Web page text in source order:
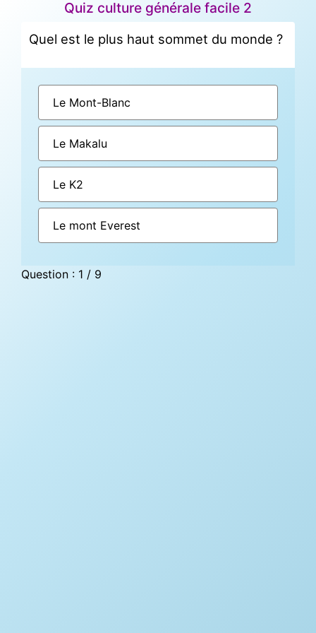
Quiz culture générale facile 2
Quel est le plus haut sommet du monde ?
Le Mont-Blanc
Le Makalu
Le K2
Le mont Everest
Question : 1 / 9